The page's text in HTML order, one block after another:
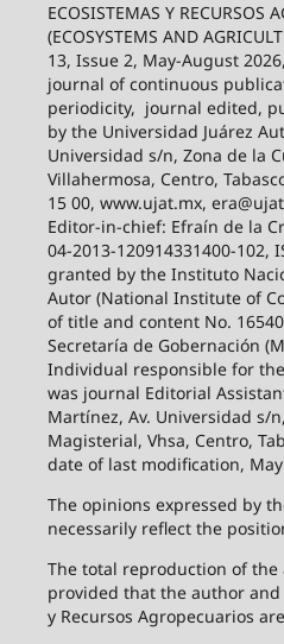
ECOSISTEMAS Y RECURSOS
(ECOSYSTEMS AND
13, Issue 2, May-August 2026,
journal of continuous
periodicity, journal edited,
by the Universidad Juárez
Universidad s/n, Zona de la
Villahermosa, Centro,
15 00, www.ujat.mx,
Editor-in-chief: Efraín de la
04-2013-120914331400-102,
granted by the Instituto
Autor (National Institute of
of title and content No.
Secretaría de Gobernación
Individual responsible for
was journal Editorial
Martínez, Av. Universidad s/
Magisterial, Vhsa, Centro,
date of last modification, May
The opinions expressed by
necessarily reflect the
The total reproduction of
provided that the author
y Recursos Agropecuarios